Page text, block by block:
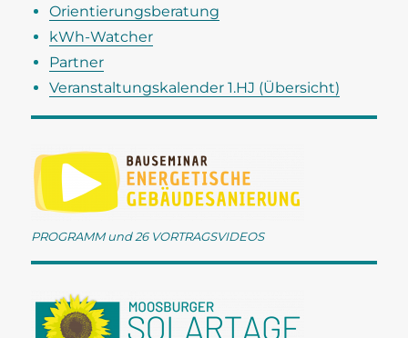
Orientierungsberatung
kWh-Watcher
Partner
Veranstaltungskalender 1.HJ (Übersicht)
PROGRAMM und 26 VORTRAGSVIDEOS